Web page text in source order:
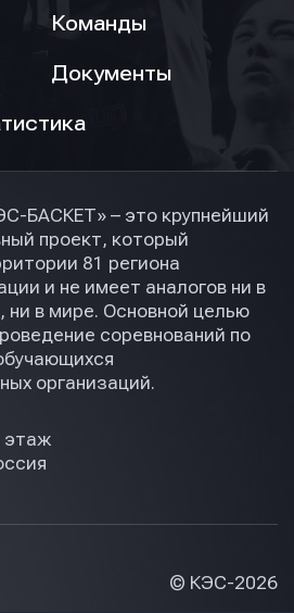
Команды
Документы
БАСКЕТ» – это крупнейший
проект, который
81 региона
и не имеет аналогов ни в
ни в мире. Основной целью
соревнований по
организаций.
этаж
© КЭС-2026